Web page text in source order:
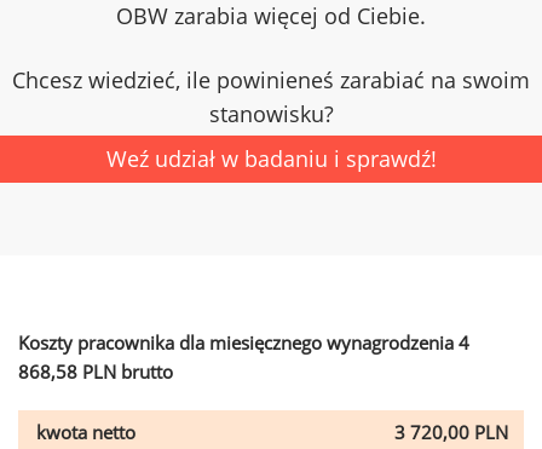
OBW zarabia więcej od Ciebie.
Chcesz wiedzieć, ile powinieneś zarabiać na swoim
stanowisku?
Weź udział w badaniu i sprawdź!
Koszty pracownika dla miesięcznego wynagrodzenia 4
868,58 PLN brutto
kwota netto
3 720,00 PLN